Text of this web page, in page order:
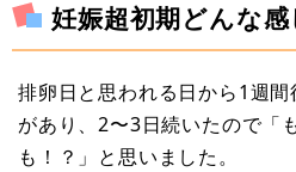
妊娠超初期どんな感
排卵日と思われる日から1週
があり、2〜3日続いたので「
も！？」と思いました。